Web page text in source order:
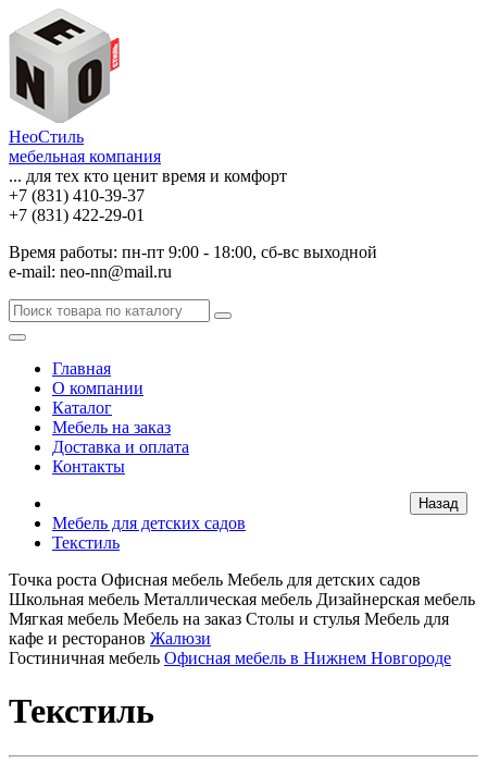
НеоСтиль
мебельная компания
... для тех кто ценит время и комфорт
+7 (831) 410-39-37
+7 (831) 422-29-01
Время работы: пн-пт 9:00 - 18:00, сб-вс выходной
e-mail: neo-nn@mail.ru
Главная
О компании
Каталог
Мебель на заказ
Доставка и оплата
Контакты
Мебель для детских садов
Текстиль
Точка роста Офисная мебель Мебель для детских садов
Школьная мебель Металлическая мебель Дизайнерская мебель
Мягкая мебель Мебель на заказ Столы и стулья Мебель для
кафе и ресторанов Жалюзи
Гостиничная мебель Офисная мебель в Нижнем Новгороде
Текстиль